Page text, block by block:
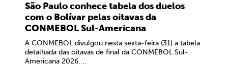
São Paulo conhece tabela dos duelos
com o Bolívar pelas oitavas da
CONMEBOL Sul-Americana
A CONMEBOL divulgou nesta sexta-feira (31) a tabela
detalhada das oitavas de final da CONMEBOL Sul-
Americana 2026....